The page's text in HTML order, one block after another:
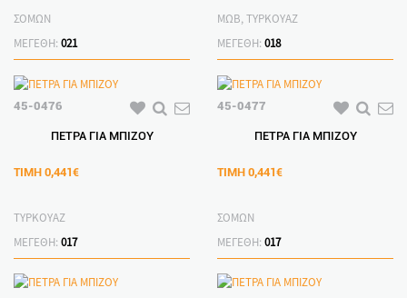
ΣΟΜΩΝ
ΜΕΓΕΘΗ: 021
ΜΩΒ, ΤΥΡΚΟΥΑΖ
ΜΕΓΕΘΗ: 018
45-0476
ΠΕΤΡΑ ΓΙΑ ΜΠΙΖΟΥ
ΤΙΜΗ 0,441€
ΤΥΡΚΟΥΑΖ
ΜΕΓΕΘΗ: 017
45-0477
ΠΕΤΡΑ ΓΙΑ ΜΠΙΖΟΥ
ΤΙΜΗ 0,441€
ΣΟΜΩΝ
ΜΕΓΕΘΗ: 017